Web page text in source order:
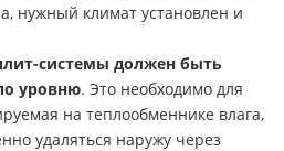
нужный климат установлен и
системы должен быть
уровню. Это необходимо для
на теплообменнике влага,
удаляться наружу через